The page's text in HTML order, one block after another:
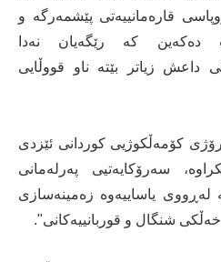
قارەمانییەتی پێشمەرگە و
دەکەین کە رێگەیان نەدا
داعش زیاتر بێتە ناو قووڵایی
2014 وه‌ك رۆژی كۆمه‌ڵكوژیى کوردانی ئێزدی
سەرۆکایەتیی پەرلەمانی
لەڕووی یاساییەوە زەمینەسازی
شنگال و قوربانییەکانی".